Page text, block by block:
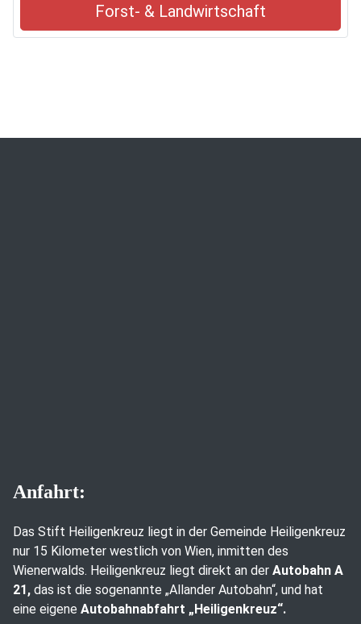
Forst- & Landwirtschaft
Anfahrt:
Das Stift Heiligenkreuz liegt in der Gemeinde Heiligenkreuz
nur 15 Kilometer westlich von Wien, inmitten des
Wienerwalds. Heiligenkreuz liegt direkt an der Autobahn A
21, das ist die sogenannte „Allander Autobahn“, und hat
eine eigene Autobahnabfahrt „Heiligenkreuz“.